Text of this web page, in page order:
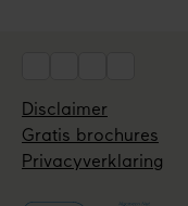
Utils
Disclaimer
Gratis brochures
Privacyverklaring